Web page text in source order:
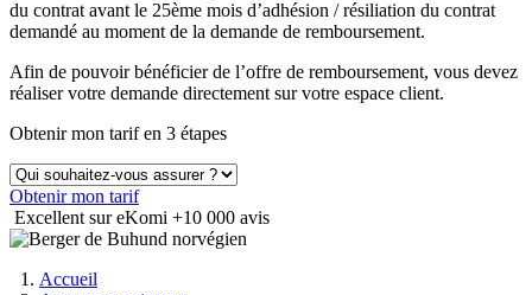
du contrat avant le 25ème mois d’adhésion / résiliation du contrat
demandé au moment de la demande de remboursement.
Afin de pouvoir bénéficier de l’offre de remboursement, vous devez
réaliser votre demande directement sur votre espace client.
Obtenir mon tarif en 3 étapes
Obtenir mon tarif
Excellent sur eKomi +10 000 avis
Accueil